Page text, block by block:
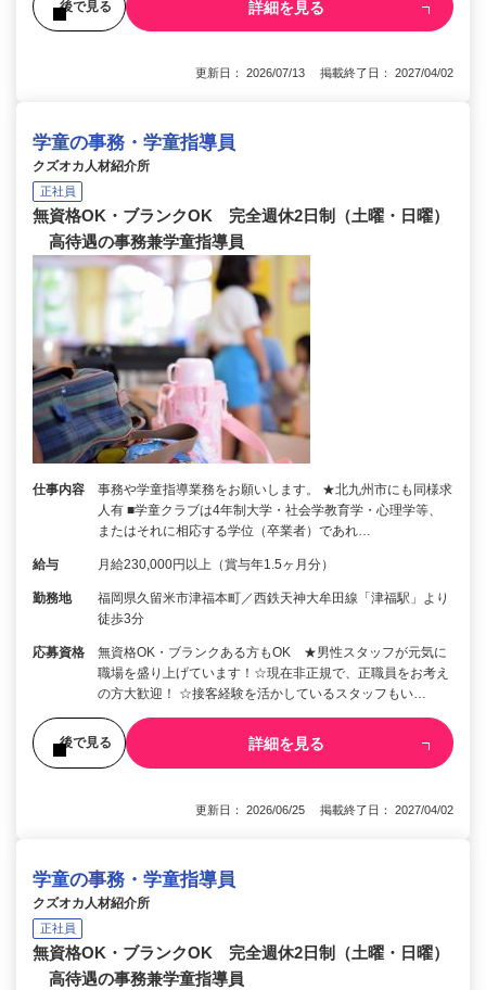
後で見る 詳細を見る
更新日： 2026/07/13 掲載終了日： 2027/04/02
学童の事務・学童指導員
クズオカ人材紹介所
正社員
無資格OK・ブランクOK 完全週休2日制（土曜・日曜）
高待遇の事務兼学童指導員
仕事内容
事務や学童指導業務をお願いします。 ★北九州市にも同様求
人有 ■学童クラブは4年制大学・社会学教育学・心理学等、
またはそれに相応する学位（卒業者）であれ…
給与 月給230,000円以上（賞与年1.5ヶ月分）
勤務地
福岡県久留米市津福本町／西鉄天神大牟田線「津福駅」より
徒歩3分
応募資格
無資格OK・ブランクある方もOK ★男性スタッフが元気に
職場を盛り上げています！☆現在非正規で、正職員をお考え
の方大歓迎！ ☆接客経験を活かしているスタッフもい…
後で見る 詳細を見る
更新日： 2026/06/25 掲載終了日： 2027/04/02
学童の事務・学童指導員
クズオカ人材紹介所
正社員
無資格OK・ブランクOK 完全週休2日制（土曜・日曜）
高待遇の事務兼学童指導員